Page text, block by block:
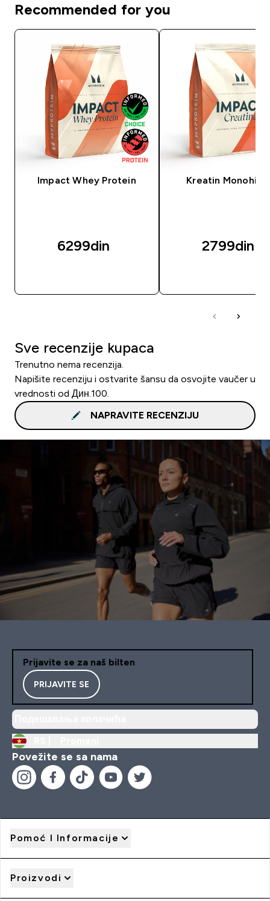
Recommended for you
Impact Whey Protein
6299din‎
Kreatin
2799din‎
Sve recenzije kupaca
Trenutno nema recenzija.
Napišite recenziju i ostvarite šansu da osvojite vaučer u
vrednosti od Дин.100.
NAPRAVITE RECENZIJU
Prijavite se za naš bilten
PRIJAVITE SE
Povežite se sa nama
Pomoć I Informacije
Proizvodi